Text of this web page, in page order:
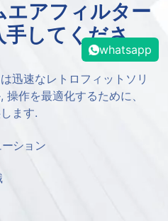
エアフィルター
手してくださ
迅速なレトロフィットソリ
作を最適化するために、
ます.
ション
whatsapp